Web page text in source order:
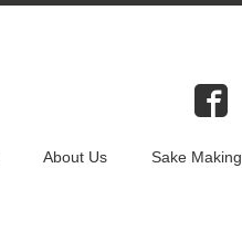
About Us Sake Making